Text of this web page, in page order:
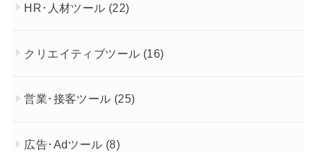
HR･人材ツール (22)
クリエイティブツール (16)
営業･接客ツール (25)
広告･Adツール (8)